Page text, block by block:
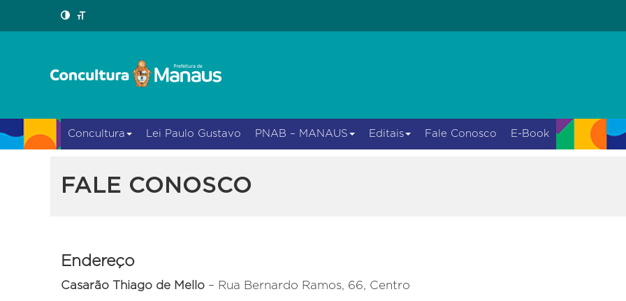
Concultura Lei Paulo Gustavo PNAB – MANAUS Editais Fale Conosco E-Book
FALE CONOSCO
Endereço
Casarão Thiago de Mello – Rua Bernardo Ramos, 66, Centro